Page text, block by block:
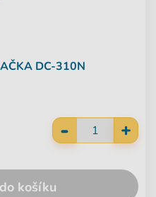
DC-310N
- +
košíku